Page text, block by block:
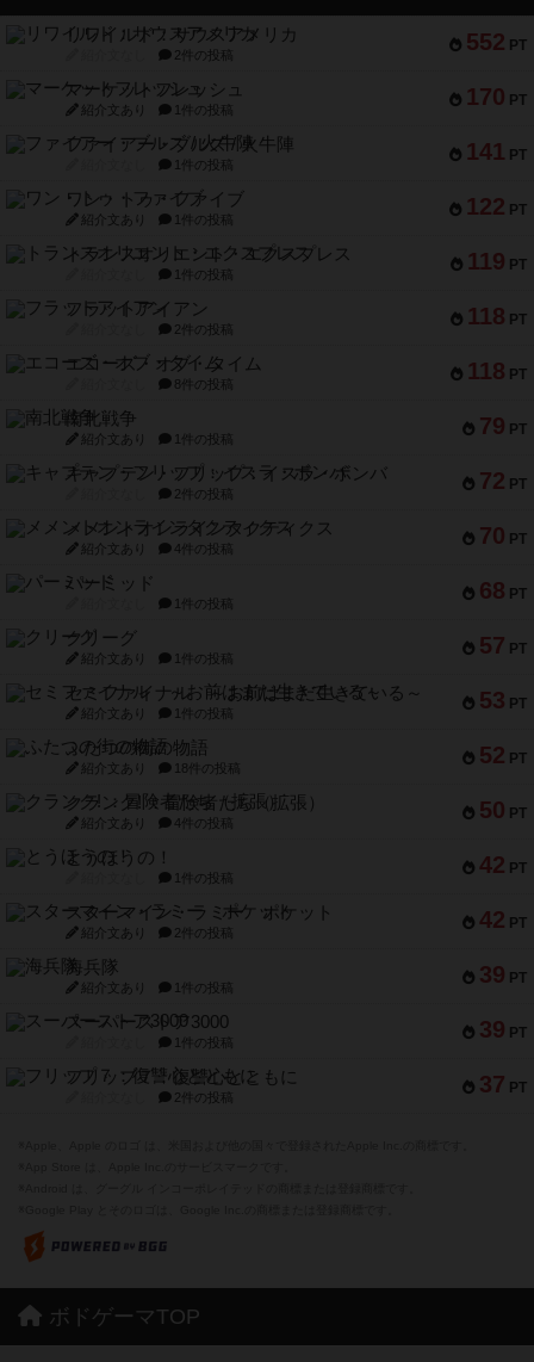
552 PT
リワイルド：サウスアメリカ
2件の投稿
170 PT
マーケットフレッシュ
紹介文あり 1件の投稿
141 PT
ファイアー・ブルズ / 火牛陣
1件の投稿
122 PT
ワン・トゥ・ファイブ
紹介文あり 1件の投稿
119 PT
トランスオリエント・エクスプレス
1件の投稿
118 PT
フラットアイアン
2件の投稿
118 PT
エコーズ・オブ・タイム
8件の投稿
79 PT
南北戦争
紹介文あり 1件の投稿
72 PT
キャプテン・フリップ：イスラ・ボンバ
2件の投稿
70 PT
メメントオンラインタクティクス
紹介文あり 4件の投稿
68 PT
パーミッド
1件の投稿
57 PT
クリーグ
紹介文あり 1件の投稿
53 PT
セミファイナル ～お前はまだ生きている～
紹介文あり 1件の投稿
52 PT
ふたつの街の物語
紹介文あり 18件の投稿
50 PT
クランク! ：冒険者たち（拡張）
紹介文あり 4件の投稿
42 PT
とうほうの！
1件の投稿
42 PT
スターマイン・ラミー ポケット
紹介文あり 2件の投稿
39 PT
海兵隊
紹介文あり 1件の投稿
39 PT
スーパーストア3000
1件の投稿
37 PT
フリップ７：復讐心とともに
2件の投稿
ボドゲーマTOP